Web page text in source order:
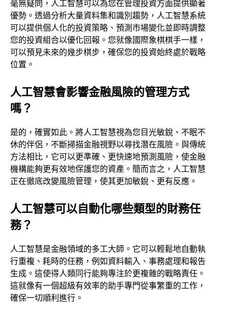
毫無疑問，人工智慧可以為您在管理投資方面提供顯著
優勢。透過分析大量資料集和識別趨勢，人工智慧系統
可以提供個人化的投資策略、預測市場變化並即時調整
您的投資組合以優化回報。您就像國際象棋棋手一樣，
可以預見未來的幾步棋步，確保您的投資始終處於戰略
位置。
人工智慧會影響金融風險的管理方式
嗎？
是的，確實如此。將人工智慧視為您目光敏銳、不眠不
休的伴侶，不斷掃描金融視野以尋找潛在風險。與傳統
方法相比，它可以更準確、更快速地預測風險，使金融
機構能夠更有效地保護您的資產。簡而言之，人工智慧
正在徹底改變風險管理，使其更加敏銳、更有反應。
人工智慧可以自動化哪些類型的財務任
務？
人工智慧是金融領域的多工大師。它可以輕鬆地自動執
行重複、耗時的任務，例如資料輸入、事務處理和報告
生成。這使得人類同行能夠專注於更複雜的戰略責任。
這就像有一個超級有效率的助手專門從事繁重的工作，
確保一切順利進行。